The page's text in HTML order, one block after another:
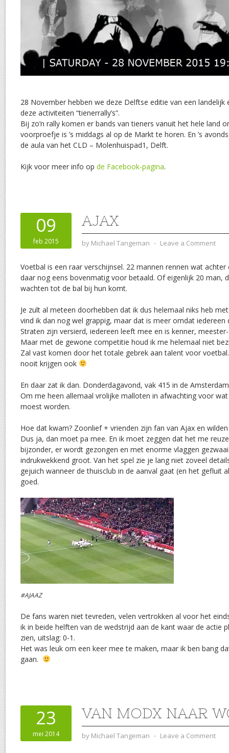
28 November hebben we deze Delftse editie van een landelijk
deze activiteiten “tienerrally’s”.
Bij zo’n rally komen er bands van tieners vanuit het hele land
voorproefje is ’s middags al op de Markt te horen. En ’s
de aula van het CLD – Molenhuispad1, Delft.
Kijk voor meer info op de Facebook-pagina.
09
feb 2015
AJAX
by Michael Tangeman ⋅ Leave a Comment
Voetbal is een raar verschijnsel. 22 mannen rennen wat achter
daar nog eens bovenmatig voor betaald. Of eigenlijk 20 man,
wachten tot de bal bij hun komt.
Je zult al meteen doorhebben dat ik dus helemaal niks heb
vind ik dan nog wel grappig, maar dat is meer omdat iedereen
Straten zijn versierd, iedereen leeft mee en is kenner,
Maar met de gewone competitie houd ik me helemaal niet
Zal vast komen door het totale gebrek aan talent voor
nooit krijgen ook
En daar zat ik dan. Donderdagavond, vak 415 in de
Om me heen allemaal vrolijke malloten in afwachting voor
moest worden.
Hoe dat kwam? Zoonlief + vrienden zijn fan van Ajax en
Dus ja, dan moet pa mee. En ik moet zeggen dat het me
bijzonder, er wordt gezongen en met enorme vlaggen
indrukwekkend groot. Van het spel zie je lang niet zoveel
gejuich wanneer de thuisclub in de aanval gaat (en het gefluit
goed.
#AJAAZ
De fans waren niet tevreden, velen vertrokken al voor het
ik in beide helften van de wedstrijd aan de kant waar de actie
zien, uitslag: 0-1.
Het was leuk om een keer mee te maken, maar ik ben bang
gaan.
23
mei 2014
VAN MODX NAAR
by Michael Tangeman ⋅ Leave a Comment